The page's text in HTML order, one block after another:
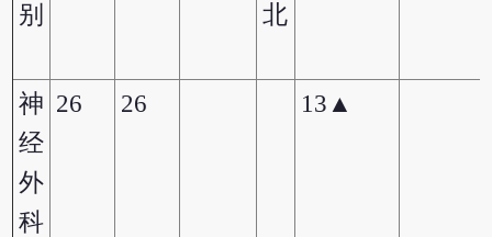
别
北
神
经
外
科
26 26 13▲